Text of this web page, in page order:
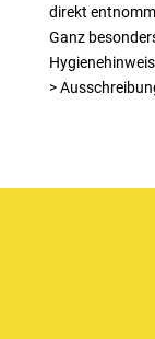
direkt
Ganz
>